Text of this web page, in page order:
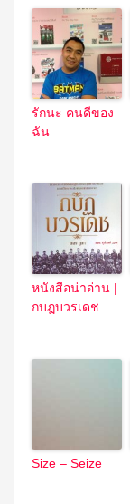
รักนะ คนดีของ
ฉัน
หนังสือน่าอ่าน |
กบฎบวรเดช
Size – Seize